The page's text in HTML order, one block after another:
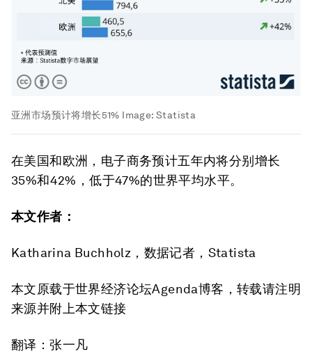
亚洲市场预计将增长51% Image:Statista
在美国和欧洲，电子商务预计五年内将分别增长
35%和42%，低于47%的世界平均水平。
本文作者：
Katharina Buchholz，数据记者，Statista
本文原载于世界经济论坛Agenda博客，转载请注明
来源并附上本文链接
翻译：张一凡